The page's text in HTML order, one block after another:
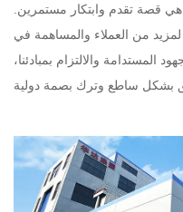
هي قصة تقدم وابتكار مستمرين.
من العملاء والمساهمة في
المستدامة والالتزام بمبادئنا،